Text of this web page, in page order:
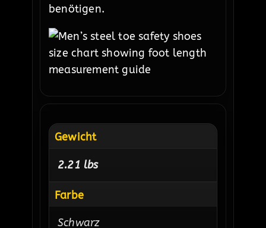
benötigen.
Gewicht
2.21 lbs
Farbe
Schwarz